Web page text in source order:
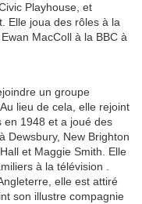
Playhouse, et
Elle joua des rôles à la
MacColl à la BBC à
un groupe
lieu de cela, elle rejoint
en 1948 et a joué des
Dewsbury, New Brighton
et Maggie Smith. Elle
à la télévision .
elle est attiré
son illustre compagnie